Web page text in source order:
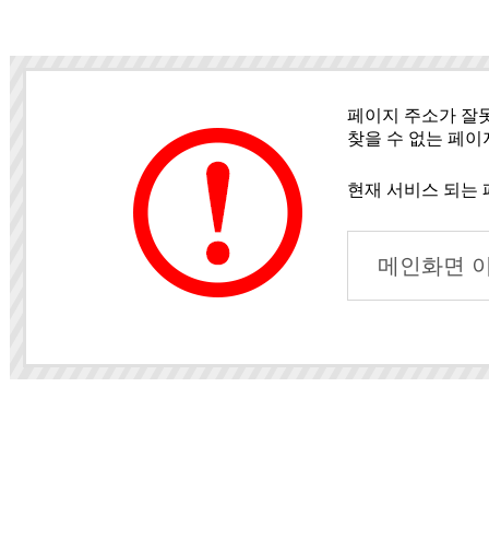
페이지 주소가 잘
찾을 수 없는 페이
현재 서비스 되는
메인화면